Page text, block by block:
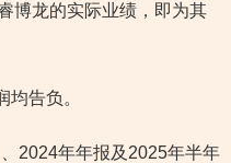
博龙的实际业绩，即为其
告负。
2024年年报及2025年半年